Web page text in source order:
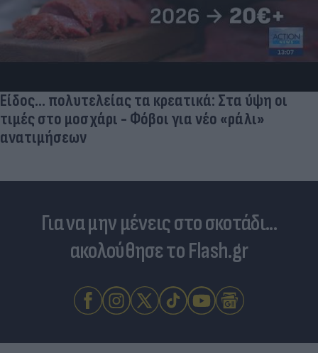
Είδος... πολυτελείας τα κρεατικά: Στα ύψη οι
τιμές στο μοσχάρι - Φόβοι για νέο «ράλι»
ανατιμήσεων
Για να μην μένεις στο σκοτάδι...
ακολούθησε το Flash.gr